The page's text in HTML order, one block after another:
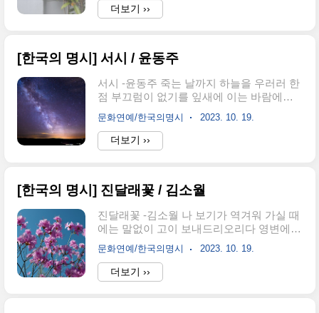
헤는 것은 쉬이 아침이 오는 까닭이요, 내일
밤이 남은 까닭이요, 아직 나의 청춘이 다하
동경과 별 하나에 시와 별 하나에 어머니, 어
한마디씩 불러 봅니다. 소학교 때 책상을 같
이 했던 아이들의 이름과, 패, 경, 옥, 이런 이
국 소녀들의 이름과, 벌써 아기 어머니 된 계
름과, 비둘기, 강아지, 토끼, 노새, 노루, '프
더보기 ››
[한국의 명시] 서시 / 윤동주
서시 -윤동주 죽는 날까지 하늘을 우러러 한
점 부끄럼이 없기를 잎새에 이는 바람에도
나는 괴로워했다 별을 노래하는 마음으로
모든 죽어가는 것을 사랑해야지 그리고 나
한테 주어진 길을 걸어 가야 겠다 오늘 밤에
도 별이 바람에 스치운다 임숙희 님이 낭송
문화연예/한국의명시 2023. 10. 19.
더보기 ››
[한국의 명시] 진달래꽃 / 김소월
진달래꽃 -김소월 나 보기가 역겨워 가실 때
에는 말없이 고이 보내드리오리다 영변에
약산 진달래꽃 아름 따다 가실 길에 고이 뿌
리오리다 가시는 걸음걸음 놓은 그 꽃을 사
뿐히 즈려 밟고 가시옵소서 나 보기가 역겨
워 가실 때에는 죽어도 아니 눈물 흘리오리
문화연예/한국의명시 2023. 10. 19.
더보기 ››